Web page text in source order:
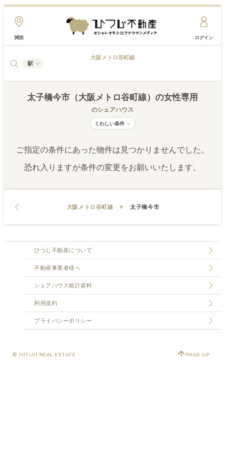
関西 ログイン
駅
大阪メトロ谷町線
太子橋今市（大阪メトロ谷町線） の女性専用
のシェアハウス
くわしい条件
ご指定の条件にあった物件は見つかりませんでした。
恐れ入りますが条件の変更をお願いいたします。
大阪メトロ谷町線 太子橋今市
ひつじ不動産について
不動産事業者様へ
シェアハウス統計資料
利用規約
プライバシーポリシー
© HITUJI REAL ESTATE PAGE UP